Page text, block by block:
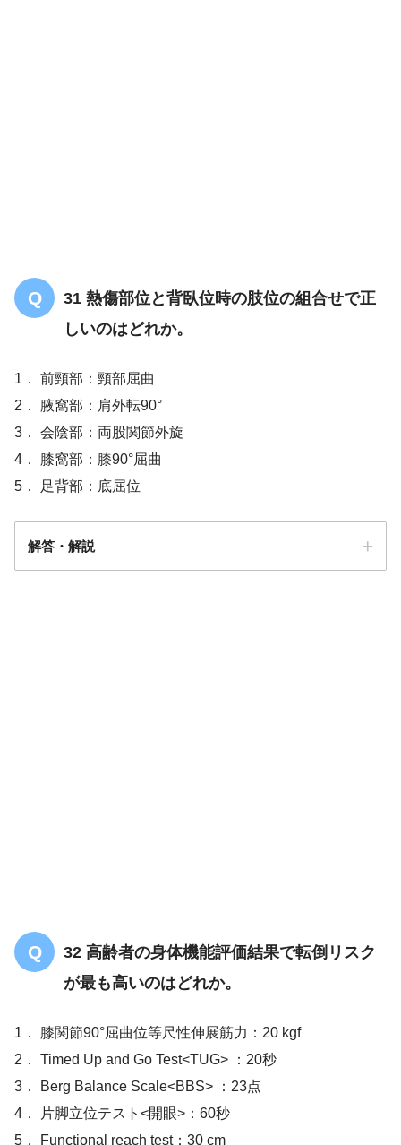
31 熱傷部位と背臥位時の肢位の組合せで正
しいのはどれか。
1． 前頸部：頸部屈曲
2． 腋窩部：肩外転90°
3． 会陰部：両股関節外旋
4． 膝窩部：膝90°屈曲
5． 足背部：底屈位
解答・解説
【PT/OT/共通】熱傷についての問題「ま
32 高齢者の身体機能評価結果で転倒リスク
が最も高いのはどれか。
1． 膝関節90°屈曲位等尺性伸展筋力：20 kgf
2． Timed Up and Go Test<TUG> ：20秒
3． Berg Balance Scale<BBS> ：23点
4． 片脚立位テスト<開眼>：60秒
5． Functional reach test：30 cm